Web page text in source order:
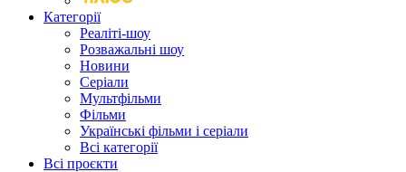
Категорії
Реаліті-шоу
Розважальні шоу
Новини
Серіали
Мультфільми
Фільми
Українські фільми і серіали
Всі категорії
Всі проєкти